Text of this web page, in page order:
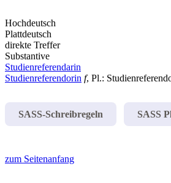
Hochdeutsch
Plattdeutsch
direkte Treffer
Substantive
Studienreferendarin
Studienreferendorin f, Pl.:
SASS-Schreibregeln SASS
zum Seitenanfang